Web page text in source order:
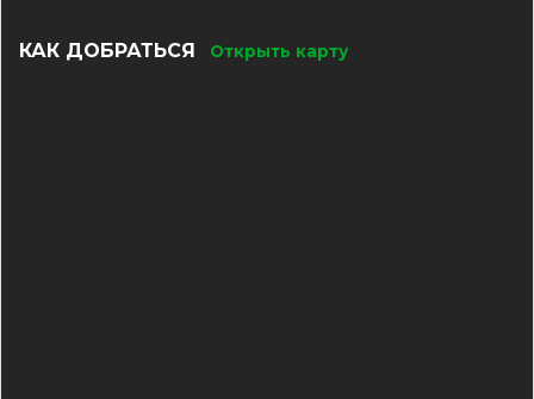
КАК ДОБРАТЬСЯ Открыть карту